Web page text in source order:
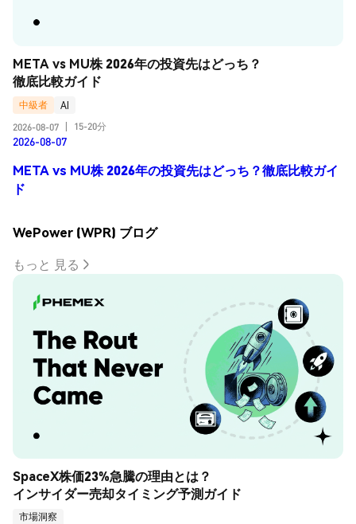
META vs MU株 2026年の投資先はどっち？
徹底比較ガイド
中級者
AI
2026-08-07
15-20分
2026-08-07
META vs MU株 2026年の投資先はどっち？徹底比較ガイ
ド
WePower (WPR) ブログ
もっと 見る
SpaceX株価23%急騰の理由とは？
インサイダー売却タイミング予測ガイド
市場洞察